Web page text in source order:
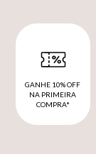
GANHE 10% OFF
NA PRIMEIRA
COMPRA*